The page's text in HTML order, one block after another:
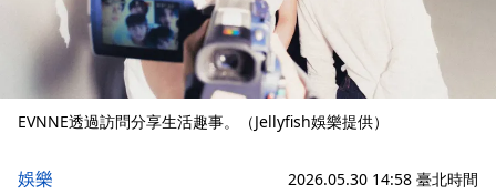
EVNNE透過訪問分享生活趣事。（Jellyfish娛樂提供）
娛樂 2026.05.30 14:58 臺北時間